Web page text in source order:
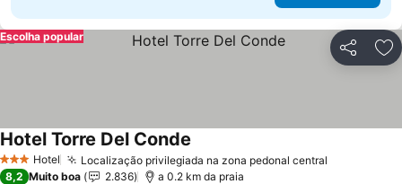
Partilhar
Escolha popular
3 EstrelasHotel Localização privilegiada na zona pedonal central
Hotel Torre Del Conde
8,2 Muito boa 2.836 a 0.2 km da praia